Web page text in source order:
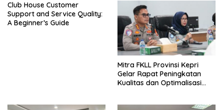
Club House Customer
Support and Service Quality:
A Beginner’s Guide
Mitra FKLL Provinsi Kepri
Gelar Rapat Peningkatan
Kualitas dan Optimalisasi